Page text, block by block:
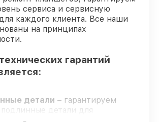
сервиса и сервисную
каждого клиента. Все наши
на принципах
гарантий
детали – гарантируем
подлинные детали для